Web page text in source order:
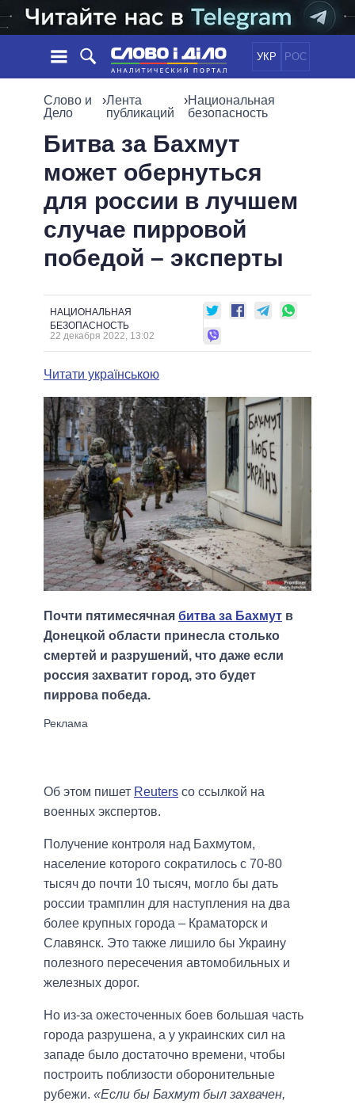
УКР РОС
НОВОСТИ
СТАТЬИ
МНЕНИЯ
ОБЗОРЫ
ДАЙДЖЕСТЫ
ЭКОНОМИКА
ОБЩЕСТВО
МИР
ОБЕЩАНИЯ
ПОЛИТИКИ
ВСЕ ПОЛИТИКИ
ПРЕЗИДЕНТ И ОФИС
ВЕРХОВНАЯ РАДА
КАБИНЕТ МИНИСТРОВ
ГЛАВЫ ОБЛАДМИНИСТРАЦИЙ
МЭРЫ
ВСЕ ПЕРСОНЫ
ИНФОГРАФИКА
ВИДЕО
СРАВНЕНИЕ ПОЛИТИКОВ
Слово и
Дело
›Лента
публикаций
›Национальная
безопасность
Битва за Бахмут
может обернуться
для россии в лучшем
случае пирровой
победой – эксперты
НАЦИОНАЛЬНАЯ
БЕЗОПАСНОСТЬ
22 декабря 2022, 13:02
Читати українською
Почти пятимесячная битва за Бахмут в
Донецкой области принесла столько
смертей и разрушений, что даже если
россия захватит город, это будет
пиррова победа.
Об этом пишет Reuters со ссылкой на
военных экспертов.
Получение контроля над Бахмутом,
население которого сократилось с 70-80
тысяч до почти 10 тысяч, могло бы дать
россии трамплин для наступления на два
более крупных города – Краматорск и
Славянск. Это также лишило бы Украину
полезного пересечения автомобильных и
железных дорог.
Но из-за ожесточенных боев большая часть
города разрушена, а у украинских сил на
западе было достаточно времени, чтобы
построить поблизости оборонительные
рубежи. «Если бы Бахмут был захвачен,